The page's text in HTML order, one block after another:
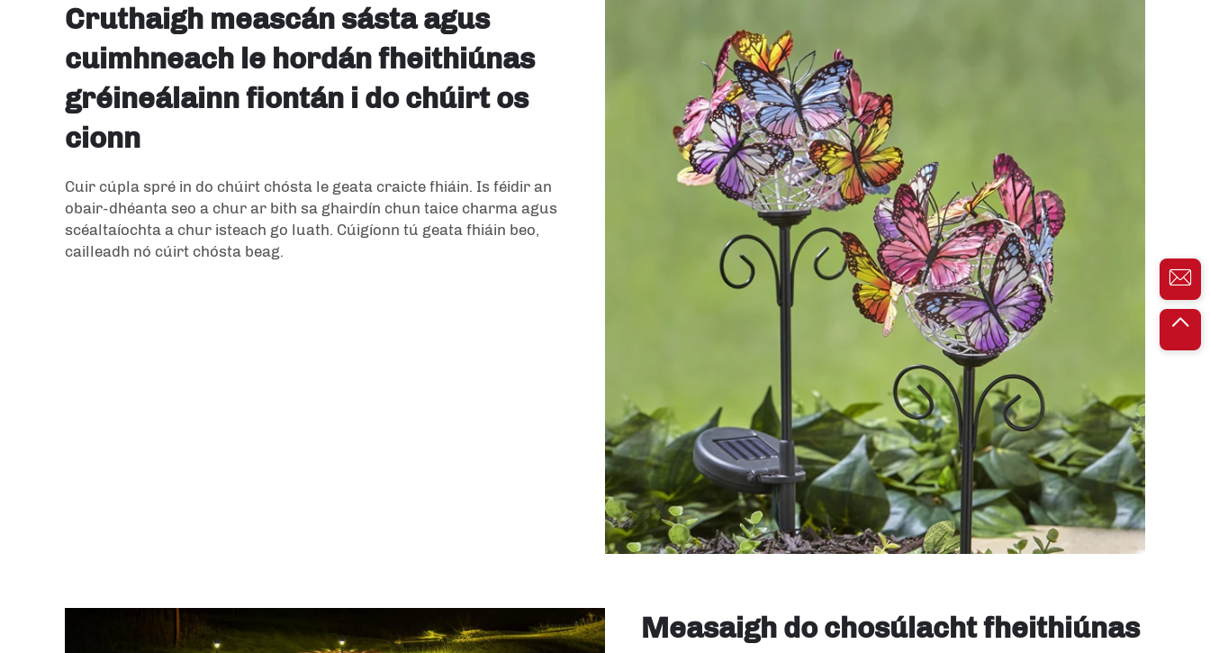
Cruthaigh meascán sásta agus
cuimhneach le hordán fheithiúnas
gréineálainn fiontán i do chúirt os
cionn
Cuir cúpla spré in do chúirt chósta le geata craicte fhiáin. Is féidir an
obair-dhéanta seo a chur ar bith sa ghairdín chun taice charma agus
scéaltaíochta a chur isteach go luath. Cúigíonn tú geata fhiáin beo,
cailleadh nó cúirt chósta beag.
Measaigh do chosúlacht fheithiúnas